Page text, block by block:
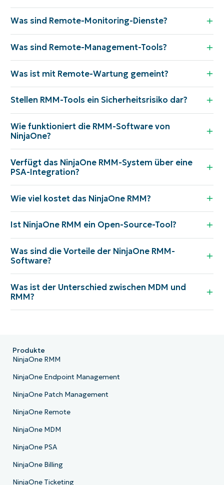
Was sind Remote-Monitoring-Dienste?
Was sind Remote-Management-Tools?
Was ist mit Remote-Wartung gemeint?
Stellen RMM-Tools ein Sicherheitsrisiko dar?
Wie funktioniert die RMM-Software von
NinjaOne?
Verfügt das NinjaOne RMM-System über eine
PSA-Integration?
Wie viel kostet das NinjaOne RMM?
Ist NinjaOne RMM ein Open-Source-Tool?
Was sind die Vorteile der NinjaOne RMM-
Software?
Was ist der Unterschied zwischen MDM und
RMM?
Produkte
NinjaOne RMM
NinjaOne Endpoint Management
NinjaOne Patch Management
NinjaOne Remote
NinjaOne MDM
NinjaOne PSA
NinjaOne Billing
NinjaOne Ticketing